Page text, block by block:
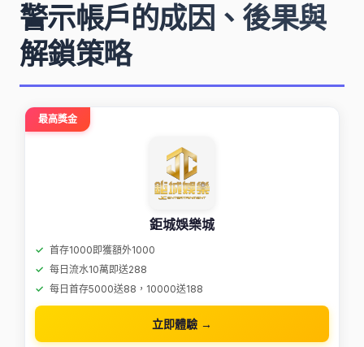
警示帳戶的成因、後果與
解鎖策略
最高獎金
鉅城娛樂城
首存1000即獲額外1000
每日流水10萬即送288
每日首存5000送88，10000送188
立即體驗 →